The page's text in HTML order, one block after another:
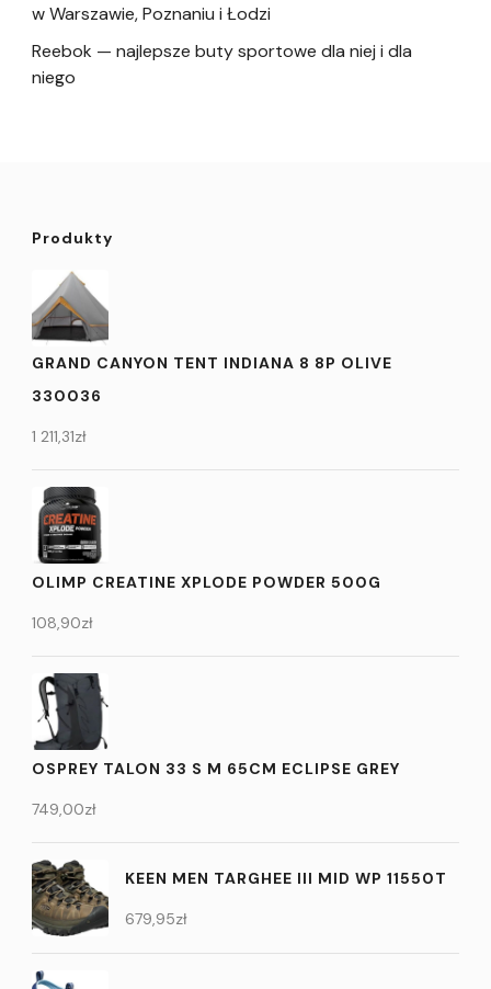
w Warszawie, Poznaniu i Łodzi
Reebok — najlepsze buty sportowe dla niej i dla
niego
Produkty
GRAND CANYON TENT INDIANA 8 8P OLIVE
330036
1 211,31zł
OLIMP CREATINE XPLODE POWDER 500G
108,90zł
OSPREY TALON 33 S M 65CM ECLIPSE GREY
749,00zł
KEEN MEN TARGHEE III MID WP 11550T
679,95zł